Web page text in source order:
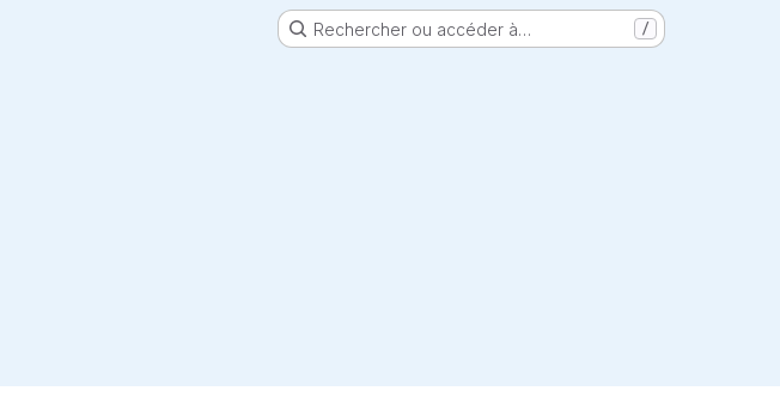
Rechercher ou accéder à… /